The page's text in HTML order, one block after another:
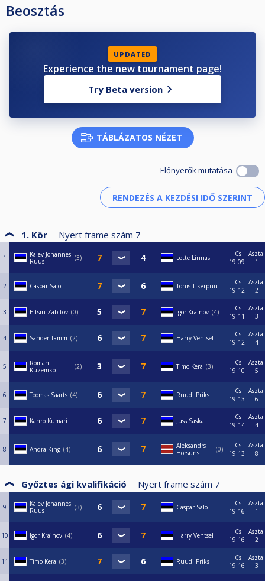
Beosztás
UPDATED
Experience the new tournament page!
Try Beta version
TÁBLÁZATOS NÉZET
Előnyerők mutatása
1. Kör Nyert frame szám 7
1
Kalev Johannes
Ruus
3 Lotte Linnas
Cs
19:09
Asztal
1
2 Caspar Salo Tonis Tikerpuu
Cs
19:12
Asztal
2
3 Eltsin Zabitov 0 Igor Krainov 4
Cs
19:11
Asztal
3
4 Sander Tamm 2 Harry Ventsel
Cs
19:12
Asztal
4
5
Roman
Kuzemko
2 Timo Kera 3
Cs
19:10
Asztal
5
6 Toomas Saarts 4 Ruudi Priks
Cs
19:13
Asztal
6
7 Kahro Kumari Juss Saska
Cs
19:14
Asztal
4
8 Andra King 4
Aleksandrs
Horsuns
0
Cs
19:13
Asztal
8
Győztes ági kvalifikáció Nyert frame szám 7
9
Kalev Johannes
Ruus
3 Caspar Salo
Cs
19:16
Asztal
1
10 Igor Krainov 4 Harry Ventsel
Cs
19:16
Asztal
2
11 Timo Kera 3 Ruudi Priks
Cs
19:16
Asztal
3